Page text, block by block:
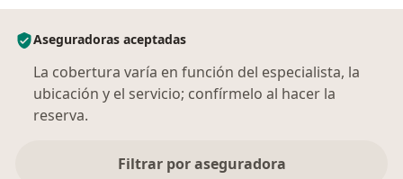
Aseguradoras aceptadas
La cobertura varía en función del especialista, la
ubicación y el servicio; confírmelo al hacer la
reserva.
Filtrar por aseguradora